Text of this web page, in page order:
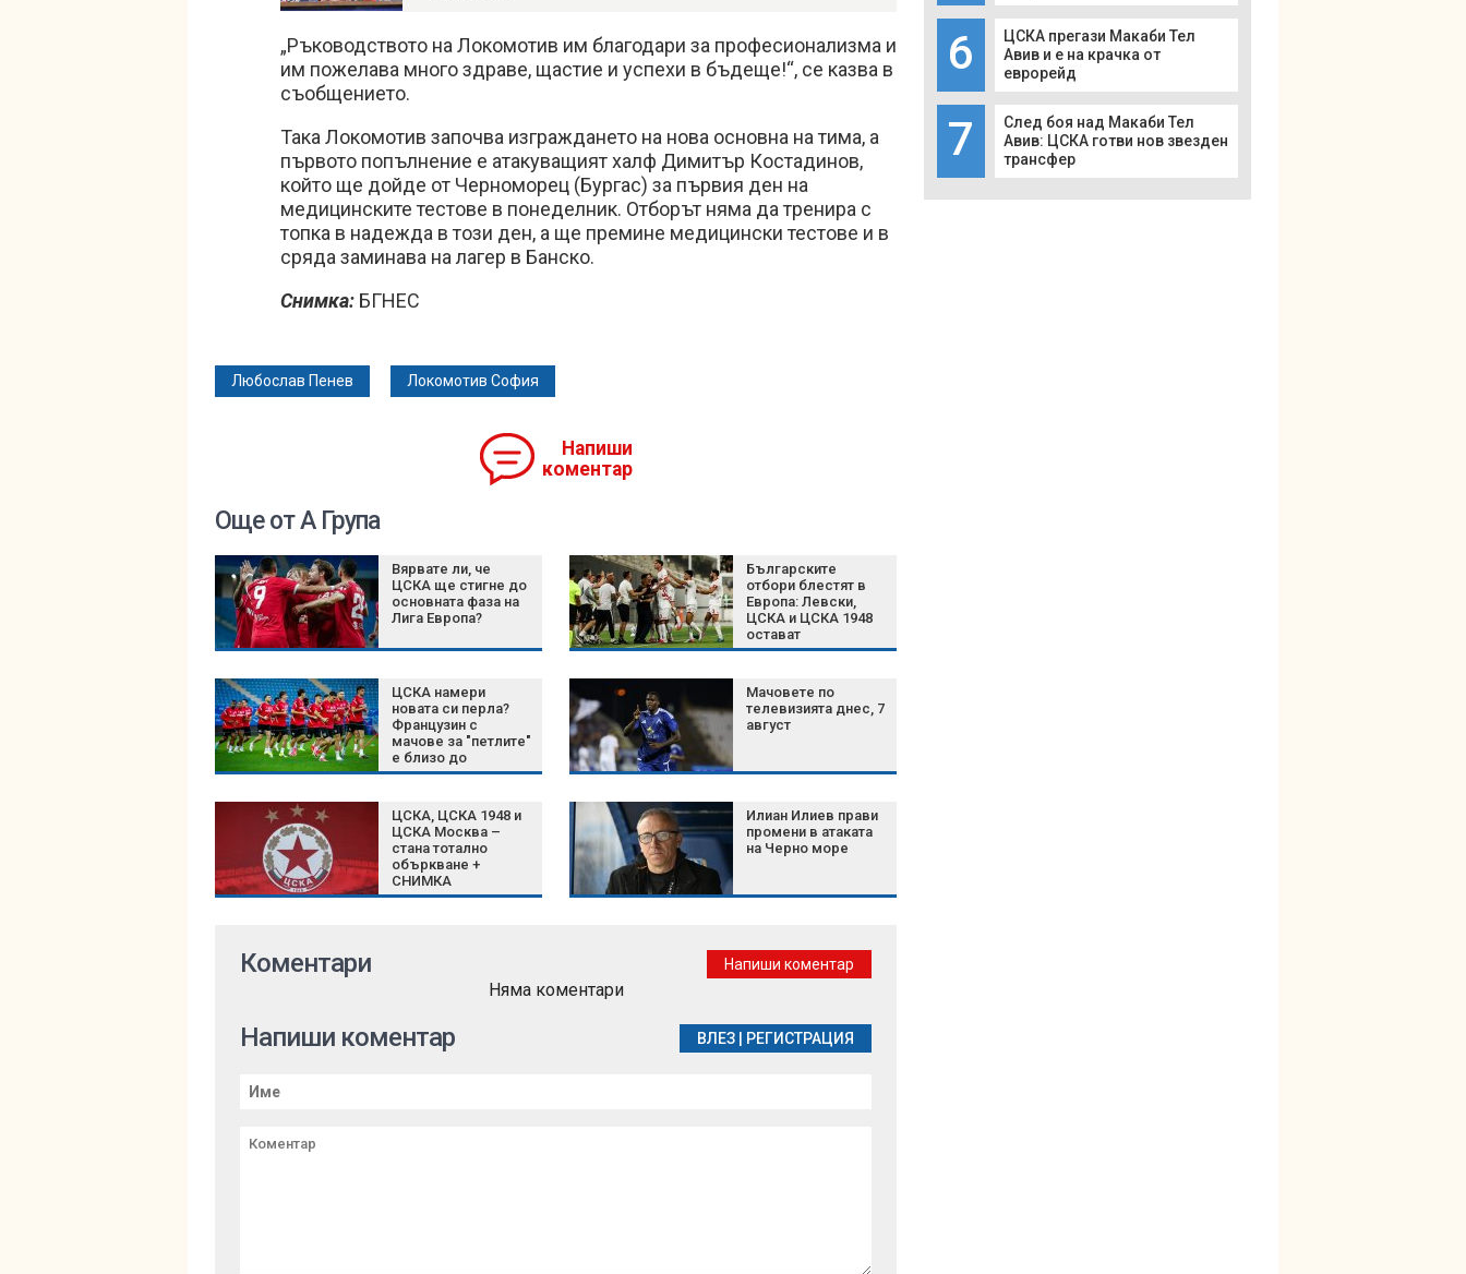
„Ръководството на Локомотив им благодари за професионализма и
им пожелава много здраве, щастие и успехи в бъдеще!“, се казва в
съобщението.
Така Локомотив започва изграждането на нова основна на тима, а
първото попълнение е атакуващият халф Димитър Костадинов,
който ще дойде от Черноморец (Бургас) за първия ден на
медицинските тестове в понеделник. Отборът няма да тренира с
топка в надежда в този ден, а ще премине медицински тестове и в
сряда заминава на лагер в Банско.
Снимка: БГНЕС
Любослав Пенев Локомотив София
Напиши
коментар
6
ЦСКА прегази Макаби Тел
Авив и е на крачка от
еврорейд
7
След боя над Макаби Тел
Авив: ЦСКА готви нов звезден
трансфер
Още от А Група
Вярвате ли, че
ЦСКА ще стигне до
основната фаза на
Лига Европа?
Българските
отбори блестят в
Европа: Левски,
ЦСКА и ЦСКА 1948
остават
непобедени
ЦСКА намери
новата си перла?
Французин с
мачове за "петлите"
е близо до
"червените"
Мачовете по
телевизията днес, 7
август
ЦСКА, ЦСКА 1948 и
ЦСКА Москва –
стана тотално
объркване +
СНИМКА
Илиан Илиев прави
промени в атаката
на Черно море
Коментари Напиши коментар
Няма коментари
Напиши коментар ВЛЕЗ РЕГИСТРАЦИЯ